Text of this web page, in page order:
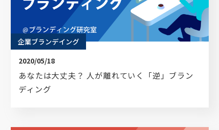
企業ブランデイング
2020/05/18
あなたは大丈夫？ 人が離れていく「逆」ブラン
ディング